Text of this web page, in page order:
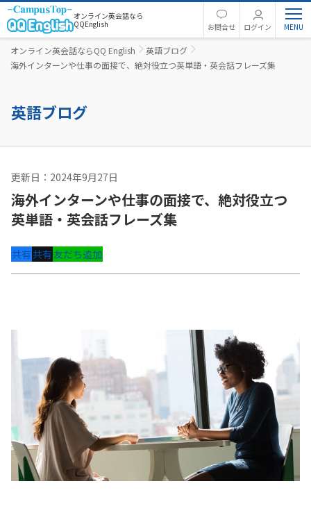
オンライン英会話なら
QQEnglish
お問合せ ログイン
オンライン英会話ならQQ English
英語ブログ
海外インターンや仕事の面接で、絶対役立つ英単語・英会話フレーズ集
英語ブログ
更新日：2024年9月27日
海外インターンや仕事の面接で、絶対役立つ
英単語・英会話フレーズ集
共有共有友だち追加